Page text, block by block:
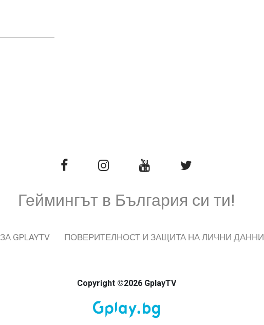
Геймингът в България си ти!
ЗА GPLAYTV ПОВЕРИТЕЛНОСТ И ЗАЩИТА НА ЛИЧНИ ДАННИ
Copyright ©2026 GplayTV